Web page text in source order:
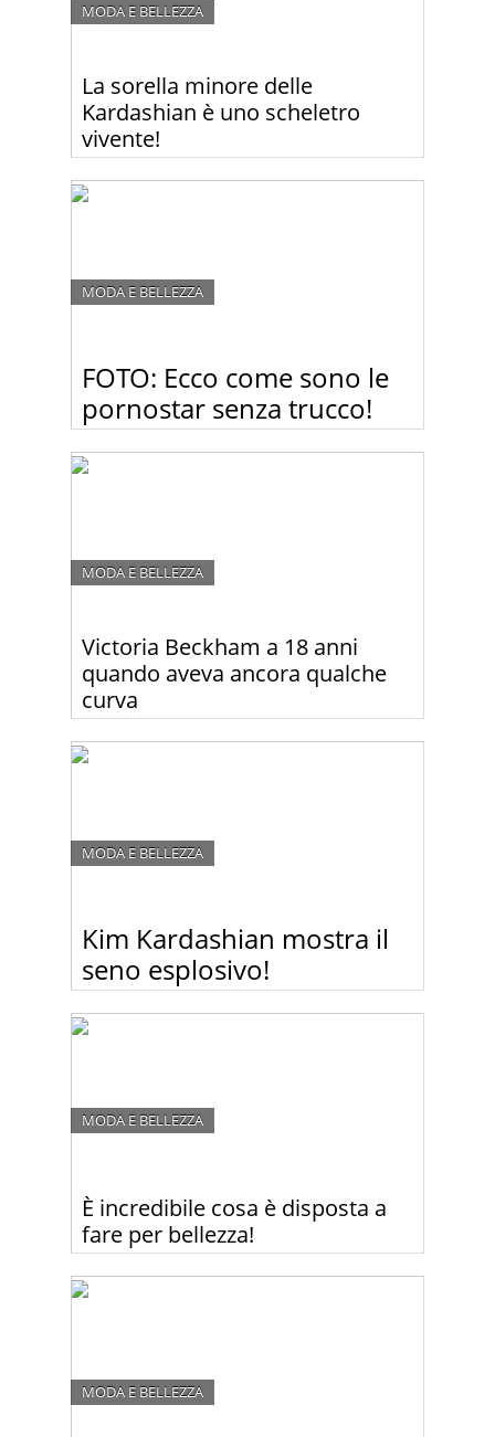
La sorella minore delle
Kardashian è uno scheletro
vivente!
MODA E BELLEZZA
per le curve generose. Infatti, a differenza delle sue
sorelle maggiori, la 17enne Kendal spesso viene
FOTO: Ecco come sono le
pornostar senza trucco!
MODA E BELLEZZA
porno!
Victoria Beckham a 18 anni
quando aveva ancora qualche
curva
MODA E BELLEZZA
aveva ancora qualche curva e qualche chilo in più.
Kim Kardashian mostra il
seno esplosivo!
MODA E BELLEZZA
è ancora pronta a rinunciare di strizzarsi dentro
abiti che più stretti non si può! Sotto questa mini
È incredibile cosa è disposta a
fare per bellezza!
MODA E BELLEZZA
il suo volto ricoperto di sangue! Guardate perché.
MODA E BELLEZZA